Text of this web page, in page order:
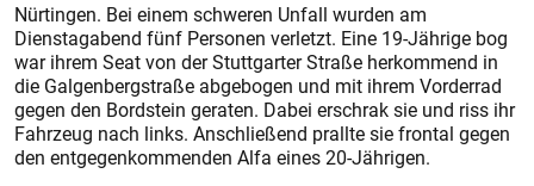
Nürtingen. Bei einem schweren Unfall wurden am
Dienstagabend fünf Personen verletzt. Eine 19-Jährige bog
war ihrem Seat von der Stuttgarter Straße herkommend in
die Galgenbergstraße abgebogen und mit ihrem Vorderrad
gegen den Bordstein geraten. Dabei erschrak sie und riss ihr
Fahrzeug nach links. Anschließend prallte sie frontal gegen
den entgegenkommenden Alfa eines 20-Jährigen.